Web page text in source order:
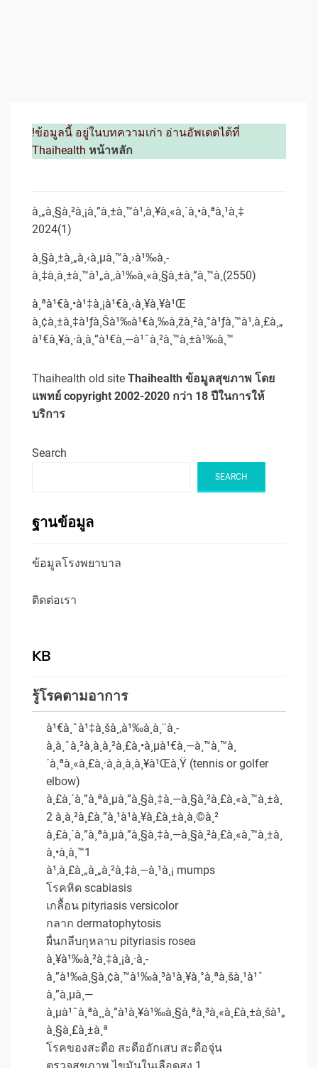
!ข้อมูลนี้ อยู่ในบทความเก่า อ่านอัพเดตได้ที่
Thaihealth หน้าหลัก
à¸„à¸§à¸²à¸¡à¸”à¸±à¸™à¹‚à¸¥à¸«à¸´à¸•à¸ªà¸¹à¸‡
2024(1)
à¸§à¸±à¸„à¸‹à¸µà¸™à¸›à¹‰à¸­
à¸‡à¸à¸±à¸™à¹„à¸‚à¹‰à¸«à¸§à¸±à¸”à¸™à¸(2550)
à¸ªà¹€à¸•à¹‡à¸¡à¹€à¸‹à¸¥à¸¥à¹Œ
à¸¢à¸±à¸‡à¹ƒà¸Šà¹‰à¹€à¸‰à¸žà¸²à¸°à¹ƒà¸™à¹‚à¸£à¸„
à¹€à¸¥à¸·à¸­à¸”à¹€à¸—à¹ˆà¸²à¸™à¸±à¹‰à¸™
Thaihealth old site Thaihealth ข้อมูลสุขภาพ โดย
แพทย์ copyright 2002-2020 กว่า 18 ปีในการให้
บริการ
Search
SEARCH
ฐานข้อมูล
ข้อมูลโรงพยาบาล
ติดต่อเรา
KB
รู้โรคตามอาการ
à¹€à¸ˆà¹‡à¸šà¸‚à¹‰à¸­à¸¨à¸­
à¸à¸ˆà¸²à¸à¸à¸²à¸£à¸•à¸µà¹€à¸—à¸™à¸™à¸
´à¸ªà¸«à¸£à¸·à¸­à¸à¸­à¸¥à¹Œà¸Ÿ (tennis or golfer
elbow)
à¸£à¸´à¸”à¸ªà¸µà¸”à¸§à¸‡à¸—à¸§à¸²à¸£à¸«à¸™à¸±à¸
2 à¸à¸²à¸£à¸”à¸¹à¹à¸¥à¸£à¸±à¸à¸©à¸²
à¸£à¸´à¸”à¸ªà¸µà¸”à¸§à¸‡à¸—à¸§à¸²à¸£à¸«à¸™à¸±à¸
à¸•à¸­à¸™1
à¹‚à¸£à¸„à¸„à¸²à¸‡à¸—à¸¹à¸¡ mumps
โรคหิด scabiasis
เกลื้อน pityriasis versicolor
กลาก dermatophytosis
ผื่นกลีบกุหลาบ pityriasis rosea
à¸¥à¹‰à¸²à¸‡à¸¡à¸·à¸­
à¸”à¹‰à¸§à¸¢à¸™à¹‰à¸³à¹à¸¥à¸°à¸ªà¸šà¸¹à¹ˆ
à¸”à¸µà¸—
à¸µà¹ˆà¸ªà¸¸à¸”à¹à¸¥à¹‰à¸§à¸ªà¸³à¸«à¸£à¸±à¸šà¹„
à¸§à¸£à¸±à¸ª
โรคของสะดือ สะดืออักเสบ สะดือจุ่น